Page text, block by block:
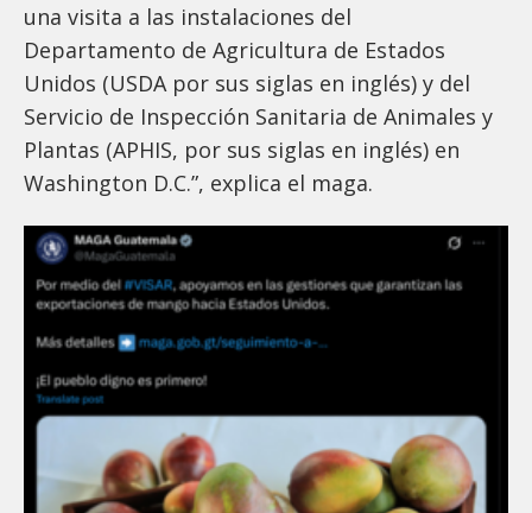
una visita a las instalaciones del
Departamento de Agricultura de Estados
Unidos (USDA por sus siglas en inglés) y del
Servicio de Inspección Sanitaria de Animales y
Plantas (APHIS, por sus siglas en inglés) en
Washington D.C.”, explica el maga.